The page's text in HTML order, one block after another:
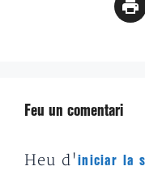
Feu un comentari
Heu d'iniciar la